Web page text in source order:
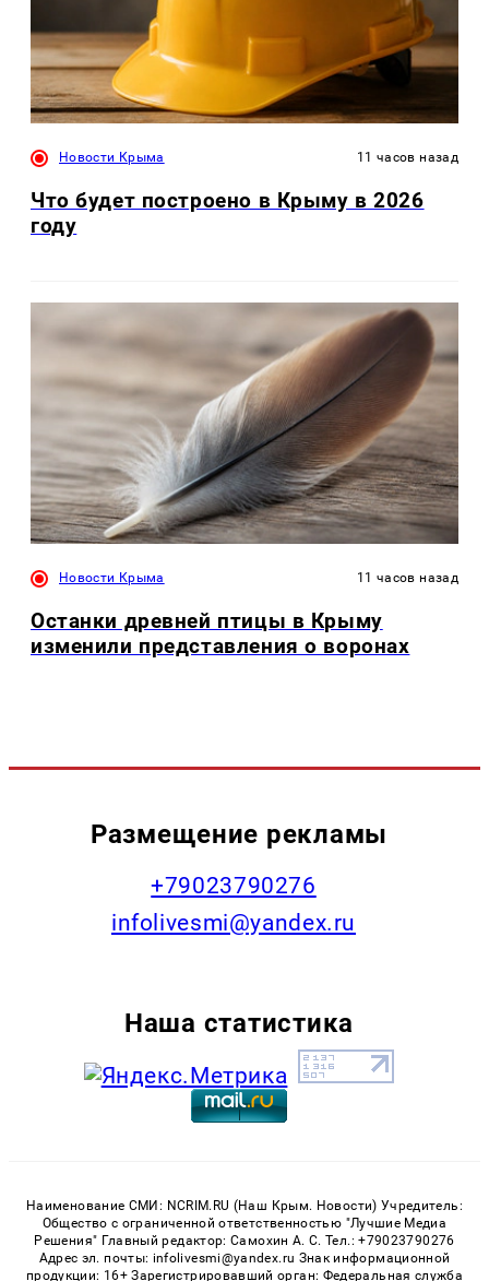
Новости Крыма 11 часов назад
Что будет построено в Крыму в 2026
году
Новости Крыма 11 часов назад
Останки древней птицы в Крыму
изменили представления о воронах
Размещение рекламы
+79023790276
infolivesmi@yandex.ru
Наша статистика
Наименование СМИ: NCRIM.RU (Наш Крым. Новости) Учредитель:
Общество с ограниченной ответственностью "Лучшие Медиа
Решения" Главный редактор: Самохин А. С. Тел.: +79023790276
Адрес эл. почты: infolivesmi@yandex.ru Знак информационной
продукции: 16+ Зарегистрировавший орган: Федеральная служба